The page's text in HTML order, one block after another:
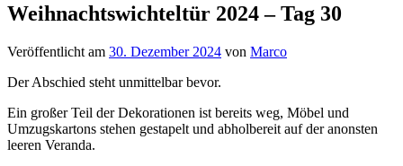
Weihnachtswichteltür 2024 – Tag 30
Veröffentlicht am 30. Dezember 2024 von Marco
Der Abschied steht unmittelbar bevor.
Ein großer Teil der Dekorationen ist bereits weg, Möbel und
Umzugskartons stehen gestapelt und abholbereit auf der anonsten
leeren Veranda.